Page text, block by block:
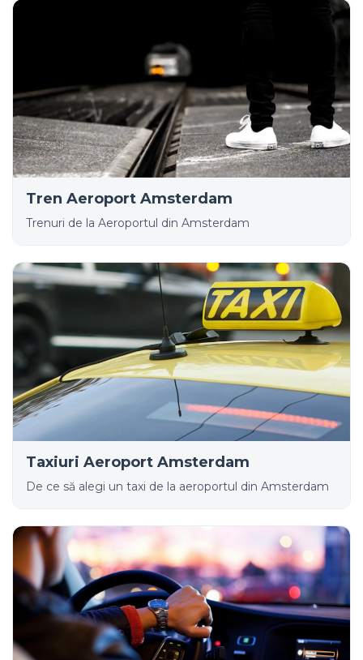
Tren Aeroport Amsterdam
Trenuri de la Aeroportul din Amsterdam
Taxiuri Aeroport Amsterdam
De ce să alegi un taxi de la aeroportul din Amsterdam